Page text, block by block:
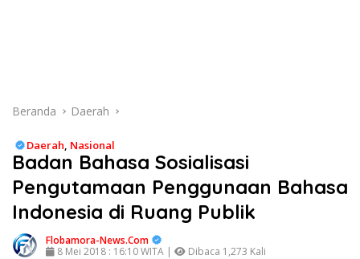
Beranda Daerah
Daerah, Nasional
Badan Bahasa Sosialisasi
Pengutamaan Penggunaan Bahasa
Indonesia di Ruang Publik
Flobamora-News.Com
8 Mei 2018 : 16:10 WITA |
Dibaca 1,273 Kali